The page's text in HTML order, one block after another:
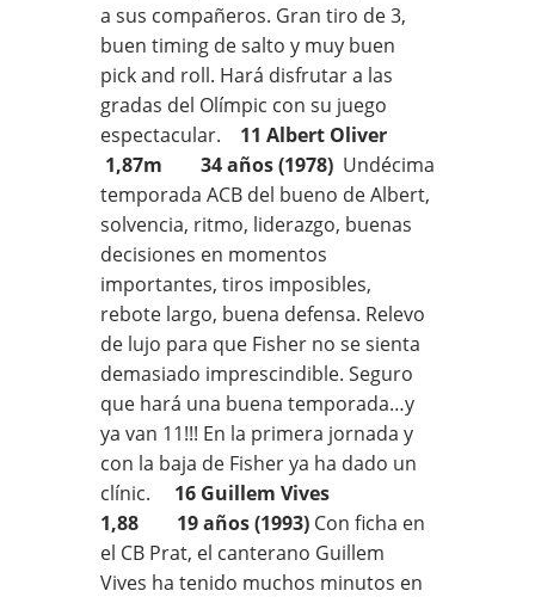
a sus compañeros. Gran tiro de 3,
buen timing de salto y muy buen
pick and roll. Hará disfrutar a las
gradas del Olímpic con su juego
espectacular.
11 Albert Oliver
1,87m 34 años (1978) Undécima
temporada ACB del bueno de Albert,
solvencia, ritmo, liderazgo, buenas
decisiones en momentos
importantes, tiros imposibles,
rebote largo, buena defensa. Relevo
de lujo para que Fisher no se sienta
demasiado imprescindible. Seguro
que hará una buena temporada…y
ya van 11!!! En la primera jornada y
con la baja de Fisher ya ha dado un
clínic. 16 Guillem Vives
1,88 19 años (1993) Con ficha en
el CB Prat, el canterano Guillem
Vives ha tenido muchos minutos en